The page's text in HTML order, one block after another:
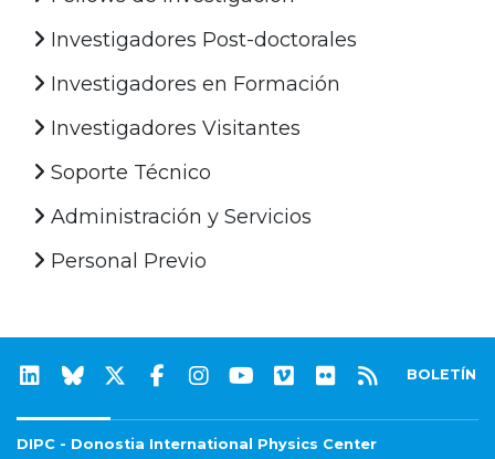
Investigadores Post-doctorales
Investigadores en Formación
Investigadores Visitantes
Soporte Técnico
Administración y Servicios
Personal Previo
BOLETÍN
DIPC - Donostia International Physics Center